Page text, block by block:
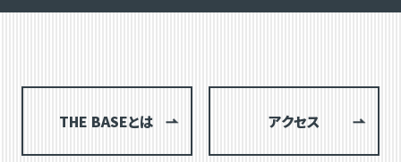
THE BASEとは アクセス